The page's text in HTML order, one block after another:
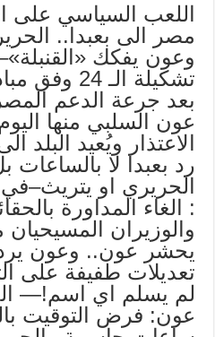
اللعب السياسي
مصر الى بعبدا..
وعون يفكك
تشكيلة الـ
بعد جرعة الدعم
عون السلبي منها
الاعتذار ويُعيد البلد
رد بعبدا لا بالساعات
الحريري او يتريث–في
: الغاء المداورة
والوزيران
يحشر عون.. وعون
تعديلات طفيفة على
لم يسلم اي اسم!—
عون: فرض التوقيت